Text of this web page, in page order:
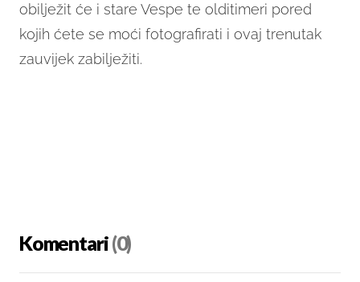
obilježit će i stare Vespe te olditimeri pored
kojih ćete se moći fotografirati i ovaj trenutak
zauvijek zabilježiti.
Komentari(0)